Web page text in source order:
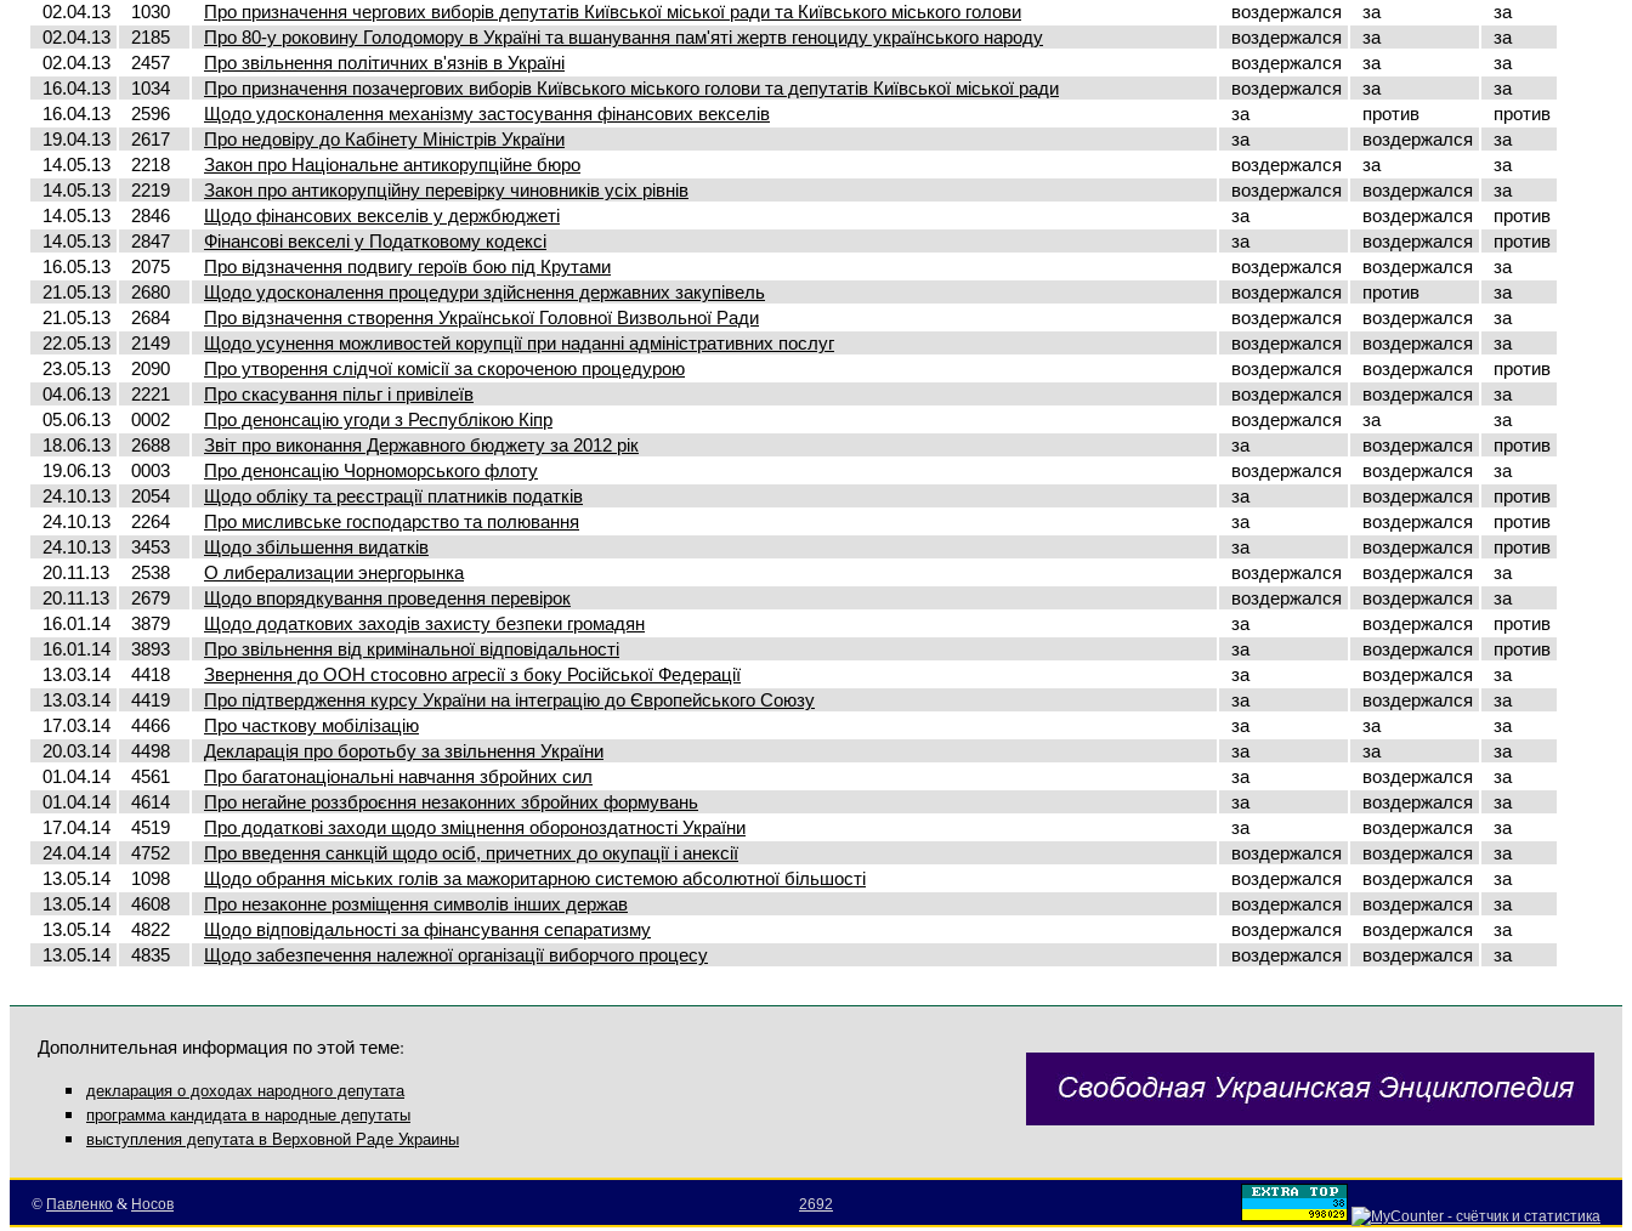
02.04.13
1030 Про призначення чергових виборів депутатів Київської міської ради та Київського міського голови воздержался за
за
02.04.13
2185 Про 80-у роковину Голодомору в Україні та вшанування пам'яті жертв геноциду українського народу воздержался за
за
02.04.13
2457 Про звільнення політичних в'язнів в Україні воздержался за
за
16.04.13
1034 Про призначення позачергових виборів Київського міського голови та депутатів Київської міської ради воздержался за
за
16.04.13
2596 Щодо удосконалення механізму застосування фінансових векселів за против
против
19.04.13
2617 Про недовіру до Кабінету Міністрів України за воздержался
за
14.05.13
2218 Закон про Національне антикорупційне бюро воздержался за
за
14.05.13
2219 Закон про антикорупційну перевірку чиновників усіх рівнів воздержался воздержался
за
14.05.13
2846 Щодо фінансових векселів у держбюджеті за воздержался
против
14.05.13
2847 Фінансові векселі у Податковому кодексі за воздержался
против
16.05.13
2075 Про відзначення подвигу героїв бою під Крутами воздержался воздержался
за
21.05.13
2680 Щодо удосконалення процедури здійснення державних закупівель воздержался против
за
21.05.13
2684 Про відзначення створення Української Головної Визвольної Ради воздержался воздержался
за
22.05.13
2149 Щодо усунення можливостей корупції при наданні адміністративних послуг воздержался воздержался
за
23.05.13
2090 Про утворення слідчої комісії за скороченою процедурою воздержался воздержался
против
04.06.13
2221 Про скасування пільг і привілеїв воздержался воздержался
за
05.06.13
0002 Про денонсацію угоди з Республікою Кіпр воздержался за
за
18.06.13
2688 Звіт про виконання Державного бюджету за 2012 рік за воздержался
против
19.06.13
0003 Про денонсацію Чорноморського флоту воздержался воздержался
за
24.10.13
2054 Щодо обліку та реєстрації платників податків за воздержался
против
24.10.13
2264 Про мисливське господарство та полювання за воздержался
против
24.10.13
3453 Щодо збільшення видатків за воздержался
против
20.11.13
2538 О либерализации энергорынка воздержался воздержался
за
20.11.13
2679 Щодо впорядкування проведення перевірок воздержался воздержался
за
16.01.14
3879 Щодо додаткових заходів захисту безпеки громадян за воздержался
против
16.01.14
3893 Про звільнення від кримінальної відповідальності за воздержался
против
13.03.14
4418 Звернення до ООН стосовно агресії з боку Російської Федерації за воздержался
за
13.03.14
4419 Про підтвердження курсу України на інтеграцію до Європейського Союзу за воздержался
за
17.03.14
4466 Про часткову мобілізацію за за
за
20.03.14
4498 Декларація про боротьбу за звільнення України за за
за
01.04.14
4561 Про багатонаціональні навчання збройних сил за воздержался
за
01.04.14
4614 Про негайне роззброєння незаконних збройних формувань за воздержался
за
17.04.14
4519 Про додаткові заходи щодо зміцнення обороноздатності України за воздержался
за
24.04.14
4752 Про введення санкцій щодо осіб, причетних до окупації і анексії воздержался воздержался
за
13.05.14
1098 Щодо обрання міських голів за мажоритарною системою абсолютної більшості воздержался воздержался
за
13.05.14
4608 Про незаконне розміщення символів інших держав воздержался воздержался
за
13.05.14
4822 Щодо відповідальності за фінансування сепаратизму воздержался воздержался
за
13.05.14
4835 Щодо забезпечення належної організації виборчого процесу воздержался воздержался за
Дополнительная информация по этой теме:
декларация о доходах народного депутата
программа кандидата в народные депутаты
выступления депутата в Верховной Раде Украины
© Павленко & Носов 2692